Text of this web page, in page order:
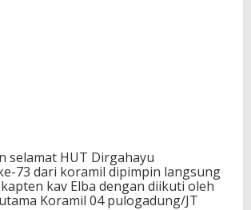
selamat HUT Dirgahayu
73 dari koramil dipimpin langsung
kav Elba dengan diikuti oleh
Koramil 04 pulogadung/JT